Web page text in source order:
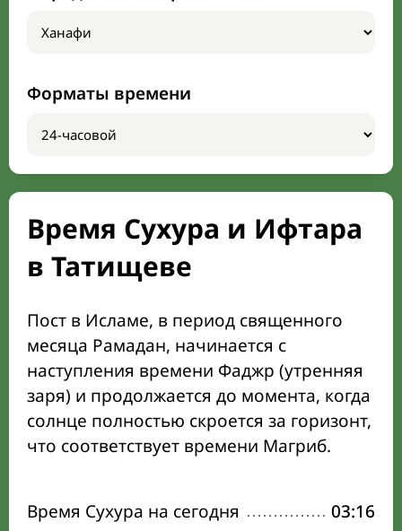
Форматы времени
Время Сухура и Ифтара
в Татищеве
Пост в Исламе, в период священного
месяца Рамадан, начинается с
наступления времени Фаджр (утренняя
заря) и продолжается до момента, когда
солнце полностью скроется за горизонт,
что соответствует времени Магриб.
Время Сухура на сегодня 03:16